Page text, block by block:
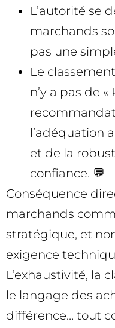
L’autorité se
marchands
pas une
Le
n’y a pas de
l’adéquation
et de la
confiance. 💬
Conséquence
marchands
stratégique, et
exigence
L’exhaustivité, la
le langage des
différence… tout